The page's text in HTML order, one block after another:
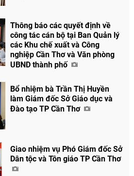
Thông báo các quyết định về
công tác cán bộ tại Ban Quản lý
các Khu chế xuất và Công
nghiệp Cần Thơ và Văn phòng
UBND thành phố
Bổ nhiệm bà Trần Thị Huyền
làm Giám đốc Sở Giáo dục và
Đào tạo TP Cần Thơ
Giao nhiệm vụ Phó Giám đốc Sở
Dân tộc và Tôn giáo TP Cần Thơ